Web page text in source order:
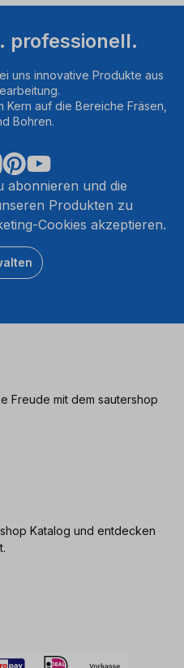
professionell.
uns innovative Produkte aus
auf die Bereiche Fräsen,
Bohren.
abonnieren und die
Produkten zu
Cookies akzeptieren.
Freude mit dem sautershop
Katalog und entdecken